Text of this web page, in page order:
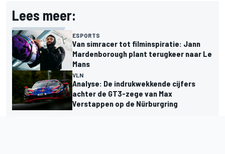
Lees meer:
ESPORTS
Van simracer tot filminspiratie: Jann
Mardenborough plant terugkeer naar Le
Mans
VLN
Analyse: De indrukwekkende cijfers
achter de GT3-zege van Max
Verstappen op de Nürburgring